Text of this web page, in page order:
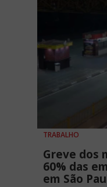
TRABALHO
Greve dos
60% das
em São